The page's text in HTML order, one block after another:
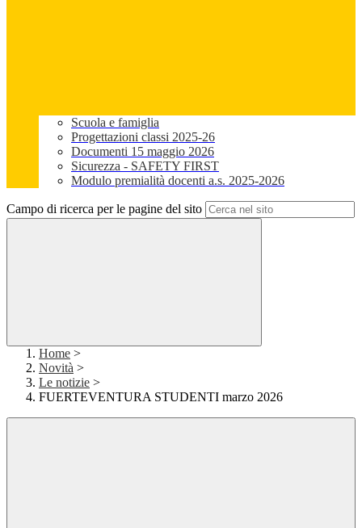
Scuola e famiglia
Progettazioni classi 2025-26
Documenti 15 maggio 2026
Sicurezza - SAFETY FIRST
Modulo premialità docenti a.s. 2025-2026
Campo di ricerca per le pagine del sito
Home >
Novità >
Le notizie >
FUERTEVENTURA STUDENTI marzo 2026